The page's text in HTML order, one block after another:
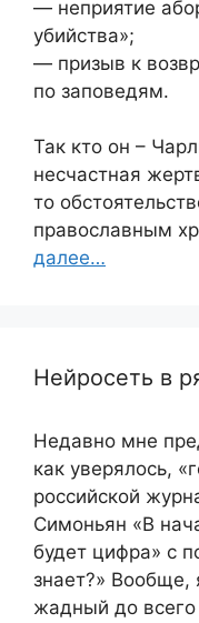
— неприятие
убийства»;
— призыв к
по заповедям.
Так кто он –
несчастная
то
православным
далее…
Нейросеть в
Недавно мне
как уверялось,
российской
Симоньян «В
будет цифра» с
знает?» Вообще,
жадный до